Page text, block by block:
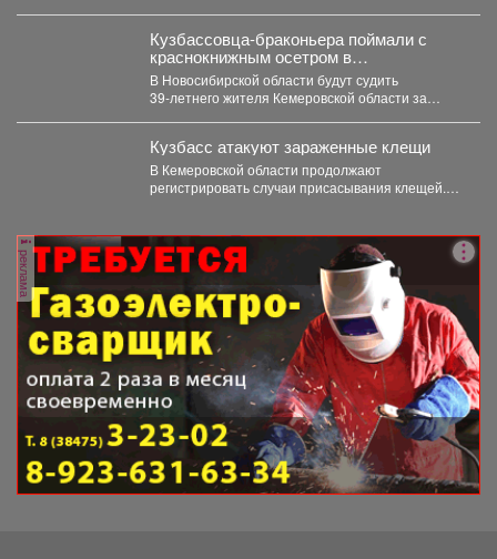
Кузбассовца-браконьера поймали с
краснокнижным осетром в
Новосибирске
В Новосибирской области будут судить
39‑летнего жителя Кемеровской области за
Кузбасс атакуют зараженные клещи
В Кемеровской области продолжают
регистрировать случаи присасывания клещей.
реклама